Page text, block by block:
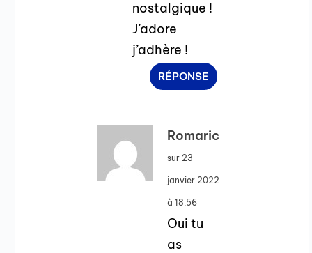
nostalgique !
J’adore
j’adhère !
RÉPONSE
Romaric
sur 23
janvier 2022
à 18:56
Oui tu
as